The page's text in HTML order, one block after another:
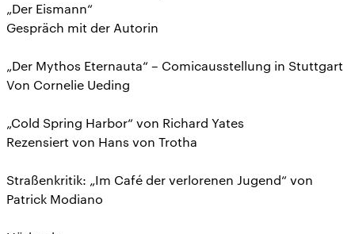
„Der Eismann“
Gespräch mit der Autorin
„Der Mythos Eternauta“ – Comicausstellung in Stuttgart
Von Cornelie Ueding
„Cold Spring Harbor“ von Richard Yates
Rezensiert von Hans von Trotha
Straßenkritik: „Im Café der verlorenen Jugend“ von
Patrick Modiano